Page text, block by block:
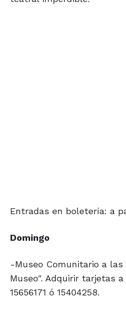
Entradas en boletería: a
Domingo
-Museo Comunitario a las
Museo". Adquirir tarjetas
15656171 ó 15404258.